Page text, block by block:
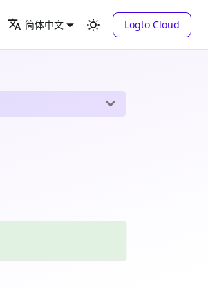
简体中文 Logto Cloud